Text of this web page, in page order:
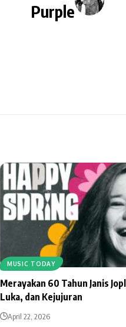
Purple
MUSIC TODAY
Merayakan 60 Tahun Janis
Luka, dan Kejujuran
April 22, 2026